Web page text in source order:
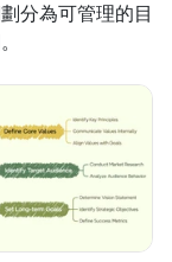
分為可管理的目